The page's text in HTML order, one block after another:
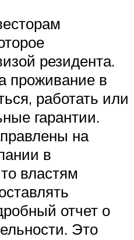
резидента.
проживание в
работать или
гарантии.
на
в
властям
отчет о
Это